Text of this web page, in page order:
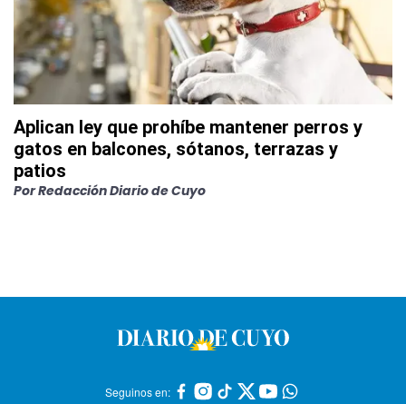
Aplican ley que prohíbe mantener perros y
gatos en balcones, sótanos, terrazas y
patios
PorRedacción Diario de Cuyo
Seguinos en: